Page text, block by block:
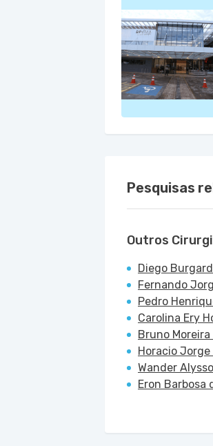
Pesquisas
Outros
Diego
Fernando
Pedro
Carolina Ery
Bruno
Horacio
Wander
Eron Barbosa